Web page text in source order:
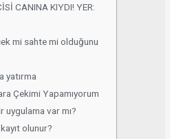
CANINA KIYDI! YER:
mi sahte mi olduğunu
yatırma
Çekimi Yapamıyorum
uygulama var mı?
olunur?